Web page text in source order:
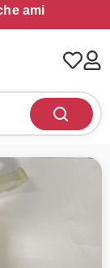
ami